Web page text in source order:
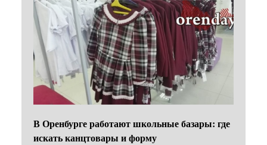
В Оренбурге работают школьные базары: где
искать канцтовары и форму